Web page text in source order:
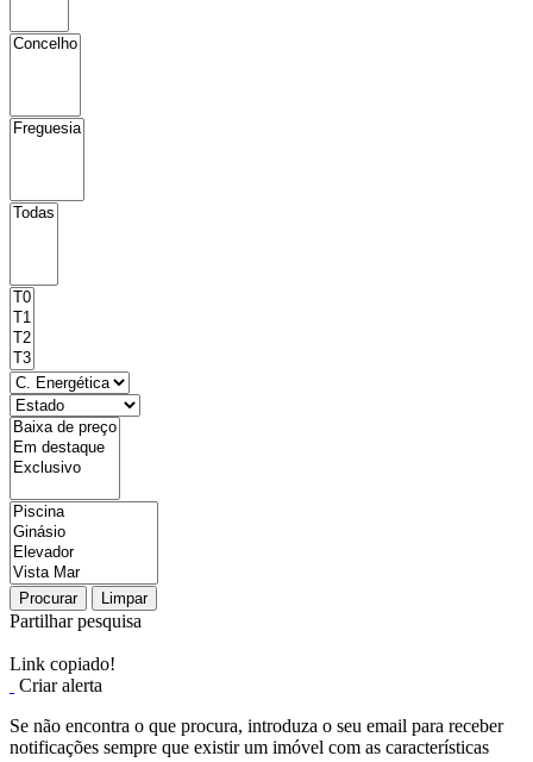
Procurar Limpar
Partilhar pesquisa
Link copiado!
Criar alerta
Se não encontra o que procura, introduza o seu email para receber
notificações sempre que existir um imóvel com as características